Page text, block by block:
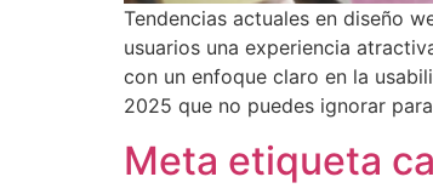
Tendencias actuales en diseño
usuarios una experiencia
con un enfoque claro en la
2025 que no puedes ignorar
Meta etiqueta